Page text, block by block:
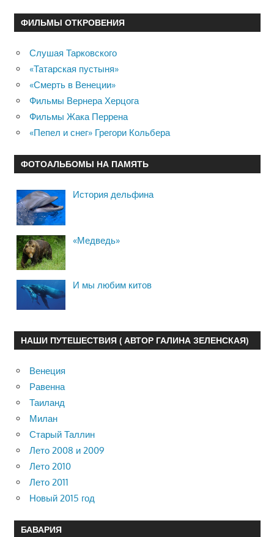
ФИЛЬМЫ ОТКРОВЕНИЯ
Слушая Тарковского
«Татарская пустыня»
«Смерть в Венеции»
Фильмы Вернера Херцога
Фильмы Жака Перрена
«Пепел и снег» Грегори Кольбера
ФОТОАЛЬБОМЫ НА ПАМЯТЬ
История дельфина
«Медведь»
И мы любим китов
НАШИ ПУТЕШЕСТВИЯ ( АВТОР ГАЛИНА ЗЕЛЕНСКАЯ)
Венеция
Равенна
Таиланд
Милан
Старый Таллин
Лето 2008 и 2009
Лето 2010
Лето 2011
Новый 2015 год
БАВАРИЯ